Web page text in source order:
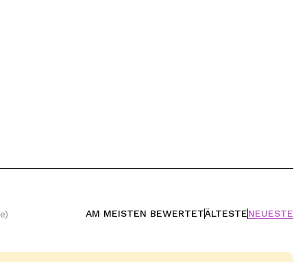
AM MEISTEN BEWERTETÄLTESTENEUESTE